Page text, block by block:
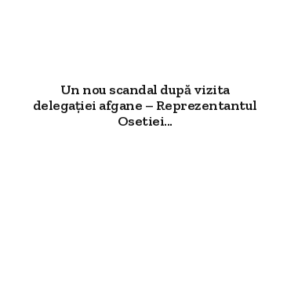
Un nou scandal după vizita
delegației afgane – Reprezentantul
Osetiei...